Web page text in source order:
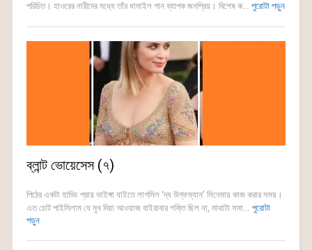
পরিচিত। হাওরের নারীদের মধ্যে তাঁর ধামাইল গান ব্যাপক জনপ্রিয়। বিশেষ ক... পুরোটা পড়ুন
ব্লান্ট ভোয়েসেস (৭)
পিঠের একটা হাড্ডি প্রায় ভাইঙ্গা যাইতে লাগসিল ‘দ্য উল্ফম্যান’ সিনেমায় কাজ করার সময়।
এত চোট পাইসিলাম যে মুখ দিয়া আওয়াজ বাইরাবার শক্তি ছিল না, মাথাটা সমা... পুরোটা
পড়ুন